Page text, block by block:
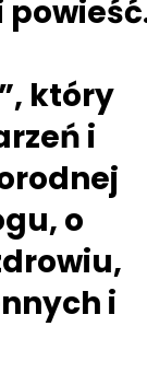
który
i
o
i